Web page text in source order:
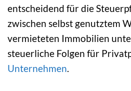
entscheidend für die
zwischen selbst genutztem
vermieteten Immobilien
steuerliche Folgen für
Unternehmen.